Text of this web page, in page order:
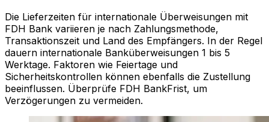
Die Lieferzeiten für internationale Überweisungen mit
FDH Bank variieren je nach Zahlungsmethode,
Transaktionszeit und Land des Empfängers. In der Regel
dauern internationale Banküberweisungen 1 bis 5
Werktage. Faktoren wie Feiertage und
Sicherheitskontrollen können ebenfalls die Zustellung
beeinflussen. Überprüfe FDH BankFrist, um
Verzögerungen zu vermeiden.